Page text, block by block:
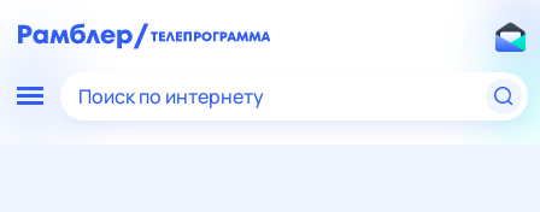
Поиск по интернету